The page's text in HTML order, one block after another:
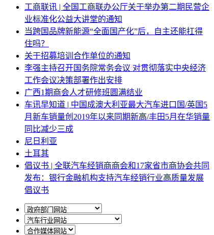
工商联讯 | 全国工商联办公厅关于举办第二期民营企
业标准化公益大讲堂的通知
当跨国品牌新能源“全面国产化”后，自主还能扛得
住吗？
关于招募培训合作单位的通知
李强主持召开国务院常务会议 对贯彻落实中央经济
工作会议决策部署作出安排
广西1期商会人才研修班圆满结业
车讯早知道 | 中国成澳大利亚最大汽车进口国/英国5
月新车销量创2019年以来同期新高/丰田5月在华销量
同比减少三成
尼日利亚
土耳其
倡议书 | 全联汽车经销商商会和17家省市商协会共同
发布：银行金融机构支持汽车经销行业高质量发展
倡议书